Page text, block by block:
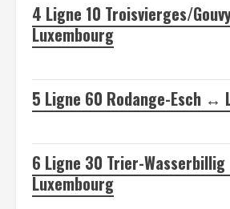
4 Ligne 10 Troisvierges/
Luxembourg
5 Ligne 60 Rodange-Esch ↔
6 Ligne 30 Trier-
Luxembourg